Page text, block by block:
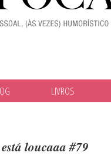
LIVROS
loucaaa #79